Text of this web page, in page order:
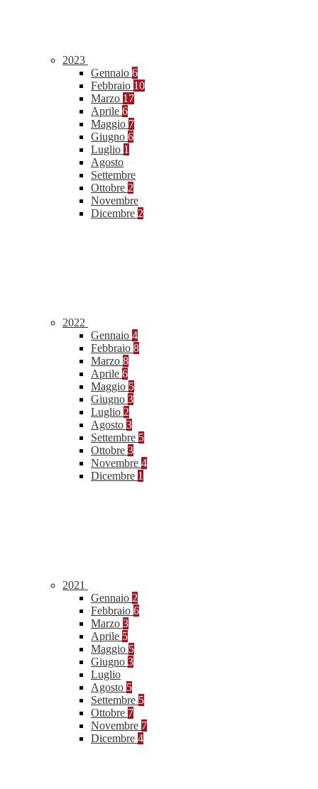
2023
Gennaio 6
Febbraio 10
Marzo 17
Aprile 6
Maggio 7
Giugno 6
Luglio 1
Agosto
Settembre
Ottobre 2
Novembre
Dicembre 2
2022
Gennaio 4
Febbraio 8
Marzo 8
Aprile 6
Maggio 5
Giugno 3
Luglio 2
Agosto 3
Settembre 5
Ottobre 3
Novembre 4
Dicembre 1
2021
Gennaio 2
Febbraio 6
Marzo 3
Aprile 5
Maggio 5
Giugno 3
Luglio
Agosto 5
Settembre 5
Ottobre 7
Novembre 7
Dicembre 4